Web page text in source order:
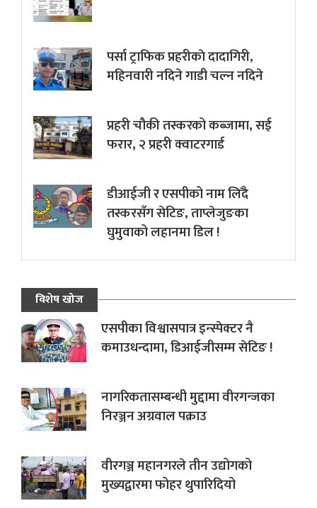
पर्सा ट्राफिक प्रहरीकाे दादागिरी,
महिनवारी नदिने गाडी चल्न नदिने
प्रहरी चौकी तस्करको कब्जामा, सई
फरार, २ प्रहरी क्वाटरगार्ड
डीआईजी र एसपीको नाम लिँदै
तस्करसँग सेटिङ, ताप्लेजुङका
घुमुवाको लहानमा डिल !
विशेष खोज
एसपीका विश्वासपात्र इन्स्पेक्टर नै
कमाउधन्दामा, डिआईजीसम्म सेटिङ !
नागरिकतासम्बन्धी मुद्दामा वीरगन्जका
निरञ्जन अग्रवाल पक्राउ
वीरगञ्ज महानगरले तीन उद्योगको
मुख्यद्वारमा फोहर थुपारिदियो